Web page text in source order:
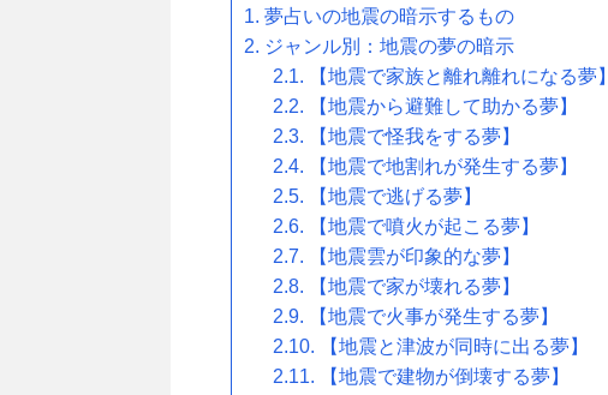
夢占いの地震の暗示するもの
ジャンル別：地震の夢の暗示
【地震で家族と離れ離れになる夢】
【地震から避難して助かる夢】
【地震で怪我をする夢】
【地震で地割れが発生する夢】
【地震で逃げる夢】
【地震で噴火が起こる夢】
【地震雲が印象的な夢】
【地震で家が壊れる夢】
【地震で火事が発生する夢】
【地震と津波が同時に出る夢】
【地震で建物が倒壊する夢】